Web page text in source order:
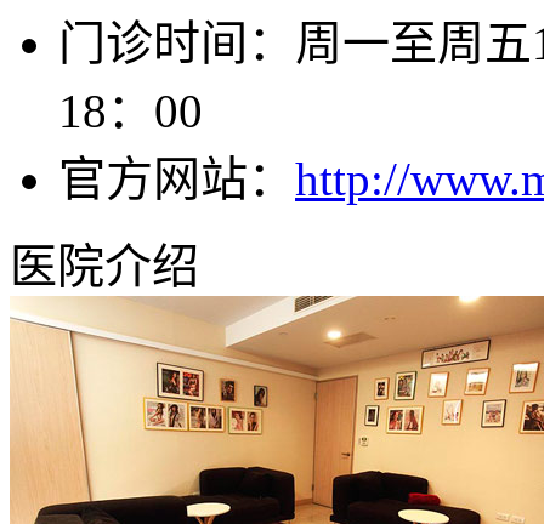
门诊时间：周一至周五
18：00
官方网站： http://
医院介绍